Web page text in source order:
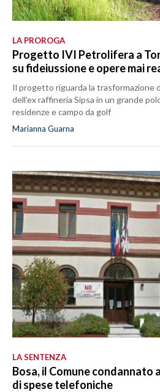
LA PROROGA
Progetto IVI Petrolifera a
su fideiussione e opere mai
Il progetto riguarda la trasformazione
dell’ex raffineria Sipsa in un grande
residenze e campo da golf
Marianna Guarna
LA SENTENZA
Bosa, il Comune condannato
di spese telefoniche